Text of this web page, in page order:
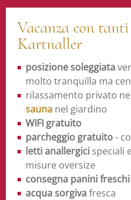
Vacanza con
Kartnaller
posizione soleggiata
molto tranquilla ma
rilassamento privato
sauna nel giardino
WIFI gratuito
parcheggio gratuito-
letti anallergici speciali
misure oversize
consegna panini freschi
acqua sorgivafresca